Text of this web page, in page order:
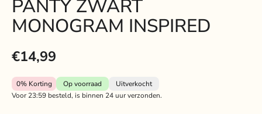
PANTY ZWART
MONOGRAM INSPIRED
€14,99
0%Korting Op voorraad
Uitverkocht
Voor 23:59 besteld, is binnen 24 uur verzonden.